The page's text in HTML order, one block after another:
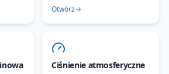
Otwórz
Ciśnienie atmosferyczne